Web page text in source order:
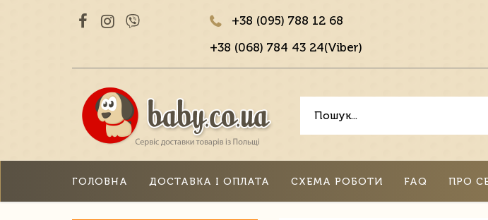
+38 (095) 788 12 68
+38 (068) 784 43 24(Viber)
ГОЛОВНА ДОСТАВКА І ОПЛАТА СХЕМА РОБОТИ FAQ ПРО